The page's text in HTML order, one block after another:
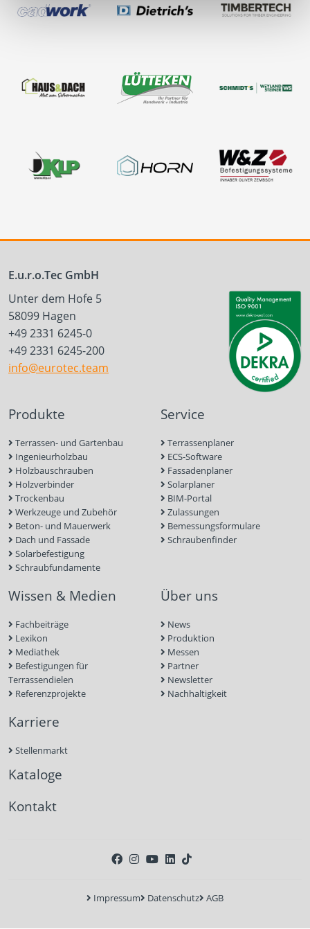
E.u.r.o.Tec GmbH
Unter dem Hofe 5
58099 Hagen
+49 2331 6245-0
+49 2331 6245-200
info@eurotec.team
Produkte
Terrassen- und Gartenbau
Ingenieurholzbau
Holzbauschrauben
Holzverbinder
Trockenbau
Werkzeuge und Zubehör
Beton- und Mauerwerk
Dach und Fassade
Solarbefestigung
Schraubfundamente
Service
Terrassenplaner
ECS-Software
Fassadenplaner
Solarplaner
BIM-Portal
Zulassungen
Bemessungsformulare
Schraubenfinder
Wissen & Medien
Fachbeiträge
Lexikon
Mediathek
Befestigungen für
Terrassendielen
Referenzprojekte
Über uns
News
Produktion
Messen
Partner
Newsletter
Nachhaltigkeit
Karriere
Stellenmarkt
Kataloge
Kontakt
Impressum Datenschutz AGB